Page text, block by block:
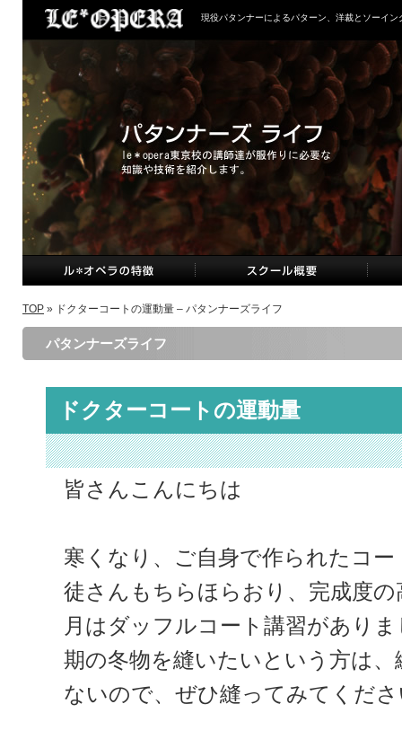
現役パタンナーによるパターン、洋裁とソーイン
TOP » ドクターコートの運動量 – パタンナーズライフ
パタンナーズライフ
ドクターコートの運動量
皆さんこんにちは
寒くなり、ご自身で作られたコ
徒さんもちらほらおり、完成度
月はダッフルコート講習があり
期の冬物を縫いたいという方は
ないので、ぜひ縫ってみてくだ